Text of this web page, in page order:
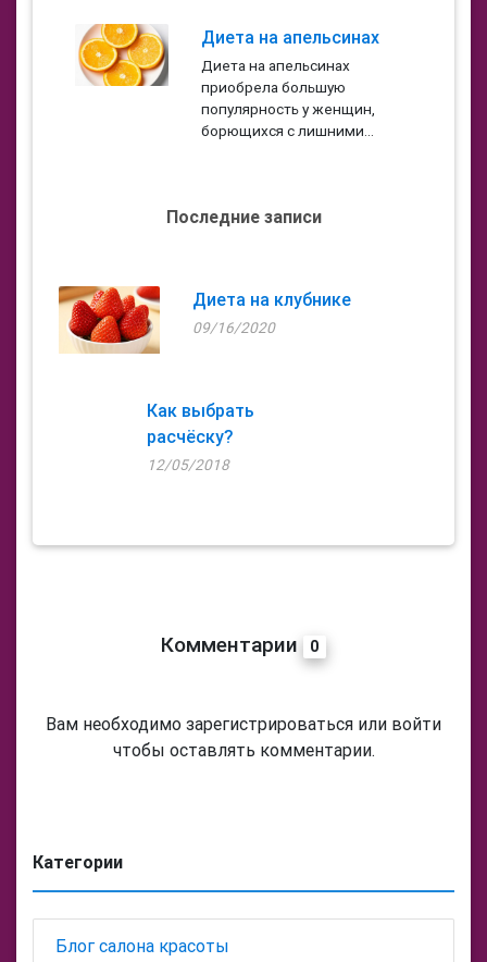
Диета на апельсинах
Диета на апельсинах
приобрела большую
популярность у женщин,
борющихся с лишними...
Последние записи
Диета на клубнике
09/16/2020
Как выбрать
расчёску?
12/05/2018
Комментарии 0
Вам необходимо зарегистрироваться или войти
чтобы оставлять комментарии.
Категории
Блог салона красоты